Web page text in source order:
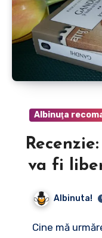
Albinuţa
va fi
Albinuta!
Cine mă urmăreşte ştie că printre pasiunile